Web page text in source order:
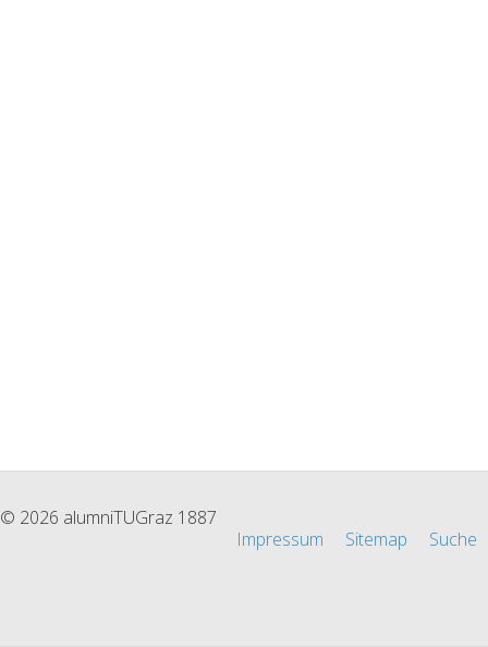
© 2026 alumniTUGraz 1887
Impressum
Sitemap Suche